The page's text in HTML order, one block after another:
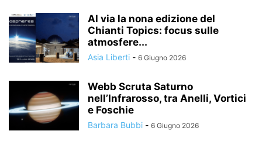
Al via la nona edizione del
Chianti Topics: focus sulle
atmosfere...
Asia Liberti - 6 Giugno 2026
Webb Scruta Saturno
nell’Infrarosso, tra Anelli, Vortici
e Foschie
Barbara Bubbi - 6 Giugno 2026